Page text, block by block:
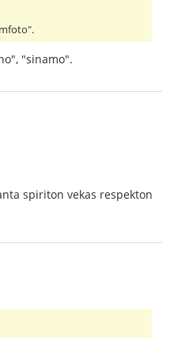
"sinamo".
spiriton vekas respekton